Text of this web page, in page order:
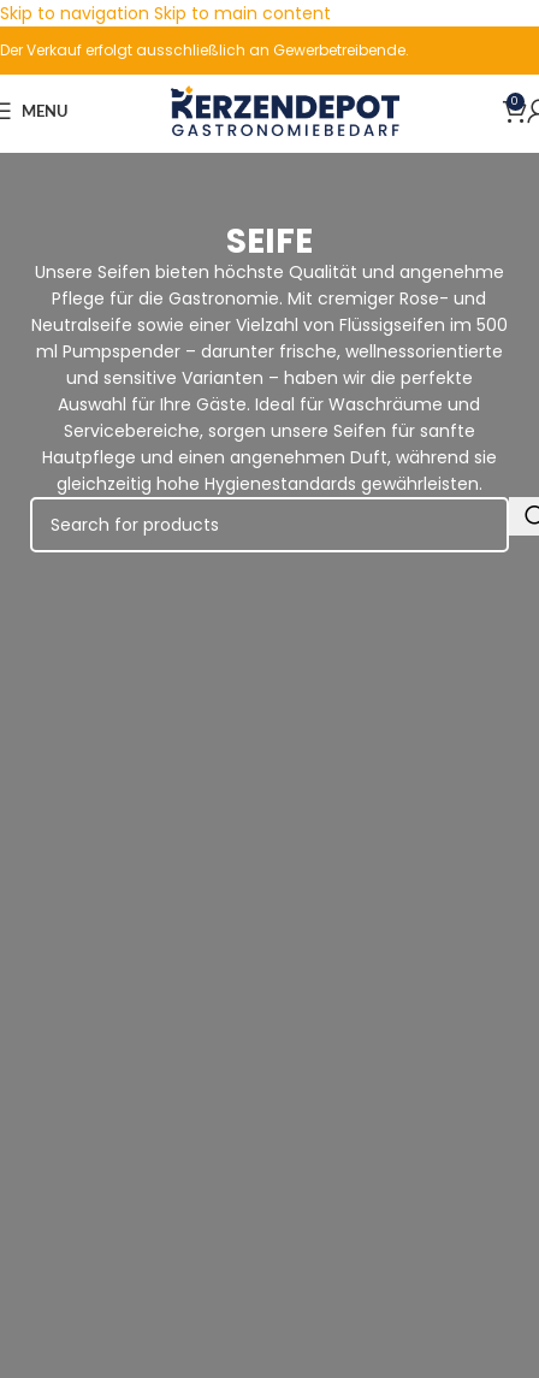
Skip to navigation Skip to main content
Der Verkauf erfolgt ausschließlich an Gewerbetreibende.
MENU 0
SEIFE
Unsere Seifen bieten höchste Qualität und angenehme
Pflege für die Gastronomie. Mit cremiger Rose- und
Neutralseife sowie einer Vielzahl von Flüssigseifen im 500
ml Pumpspender – darunter frische, wellnessorientierte
und sensitive Varianten – haben wir die perfekte
Auswahl für Ihre Gäste. Ideal für Waschräume und
Servicebereiche, sorgen unsere Seifen für sanfte
Hautpflege und einen angenehmen Duft, während sie
gleichzeitig hohe Hygienestandards gewährleisten.